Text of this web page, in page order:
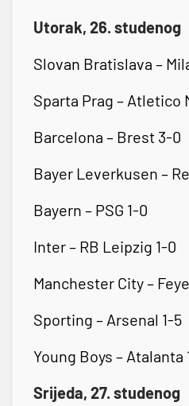
Utorak, 26. studenog
Slovan Bratislava –
Sparta Prag – Atletico
Barcelona – Brest 3-0
Bayer Leverkusen –
Bayern – PSG 1-0
Inter – RB Leipzig 1-0
Manchester City –
Sporting – Arsenal 1-5
Young Boys – Atalanta
Srijeda, 27. studenog